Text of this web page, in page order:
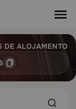
DE ALOJAMENTO